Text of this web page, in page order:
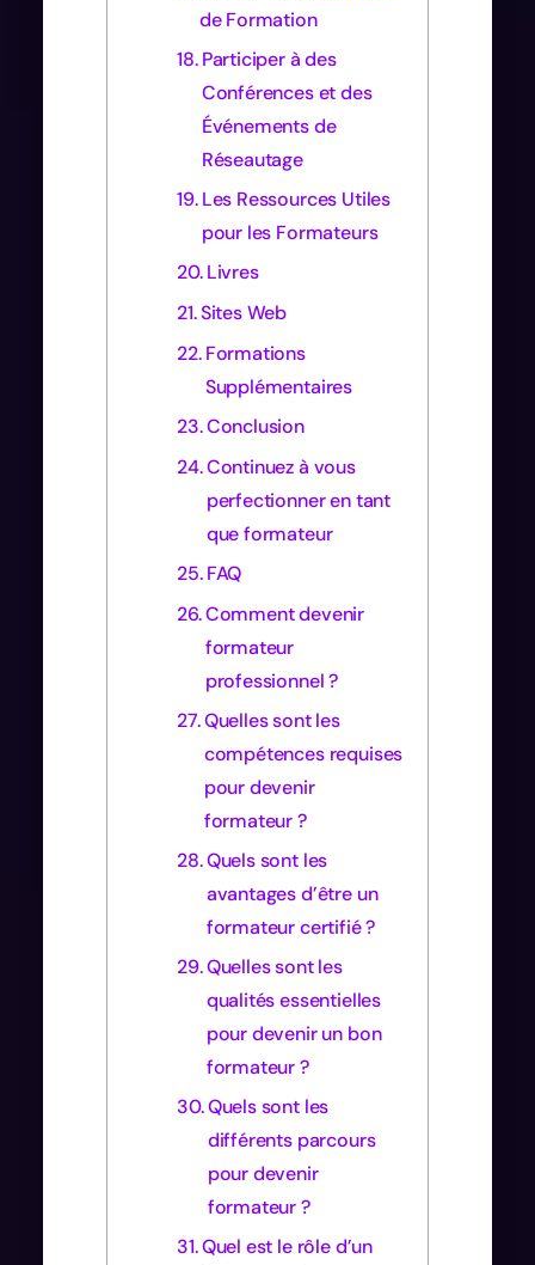
de Formation
Participer à des
Conférences et des
Événements de
Réseautage
Les Ressources Utiles
pour les Formateurs
Livres
Sites Web
Formations
Supplémentaires
Conclusion
Continuez à vous
perfectionner en tant
que formateur
FAQ
Comment devenir
formateur
professionnel ?
Quelles sont les
compétences requises
pour devenir
formateur ?
Quels sont les
avantages d’être un
formateur certifié ?
Quelles sont les
qualités essentielles
pour devenir un bon
formateur ?
Quels sont les
différents parcours
pour devenir
formateur ?
Quel est le rôle d’un